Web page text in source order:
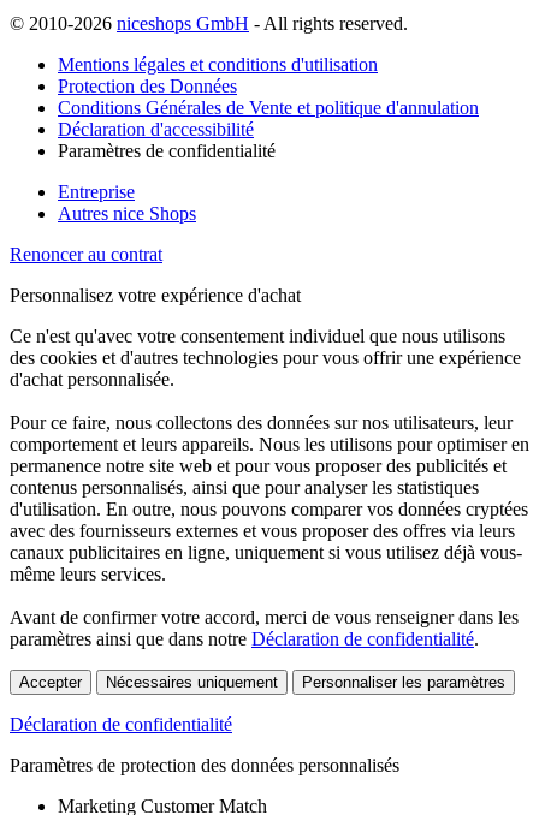
© 2010-2026 niceshops GmbH - All rights reserved.
Mentions légales et conditions d'utilisation
Protection des Données
Conditions Générales de Vente et politique d'annulation
Déclaration d'accessibilité
Paramètres de confidentialité
Entreprise
Autres nice Shops
Renoncer au contrat
Personnalisez votre expérience d'achat
Ce n'est qu'avec votre consentement individuel que nous utilisons
des cookies et d'autres technologies pour vous offrir une expérience
d'achat personnalisée.
Pour ce faire, nous collectons des données sur nos utilisateurs, leur
comportement et leurs appareils. Nous les utilisons pour optimiser en
permanence notre site web et pour vous proposer des publicités et
contenus personnalisés, ainsi que pour analyser les statistiques
d'utilisation. En outre, nous pouvons comparer vos données cryptées
avec des fournisseurs externes et vous proposer des offres via leurs
canaux publicitaires en ligne, uniquement si vous utilisez déjà vous-
même leurs services.
Avant de confirmer votre accord, merci de vous renseigner dans les
paramètres ainsi que dans notre Déclaration de confidentialité.
Accepter Nécessaires uniquement Personnaliser les paramètres
Déclaration de confidentialité
Paramètres de protection des données personnalisés
Marketing Customer Match